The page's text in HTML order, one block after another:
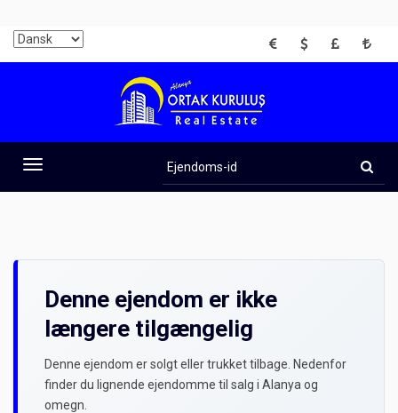
EUR USD GBP TRY
Toggle
navigation
id
Denne ejendom er ikke
længere tilgængelig
Denne ejendom er solgt eller trukket tilbage. Nedenfor
finder du lignende ejendomme til salg i Alanya og
omegn.